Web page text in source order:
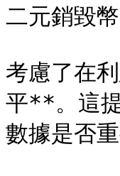
二元銷毀
考慮了在
平**。這
數據是否